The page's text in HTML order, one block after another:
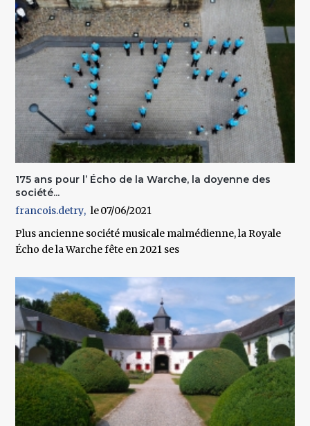
175 ans pour l’ Écho de la Warche, la doyenne des
société...
francois.detry
07/06/2021
Plus ancienne société musicale malmédienne, la Royale
Écho de la Warche fête en 2021 ses